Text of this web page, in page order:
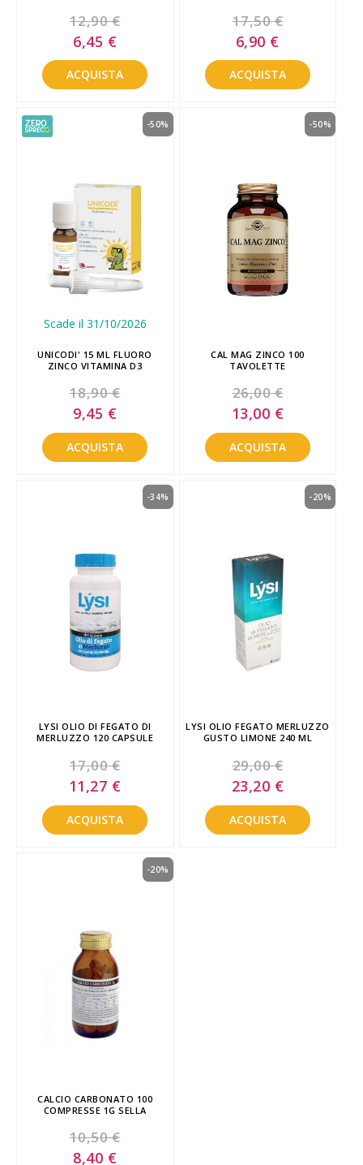
12,90 €
Special
Price
6,45 €
ACQUISTA
17,50 €
Special
Price
6,90 €
ACQUISTA
Scade il 31/10/2026
UNICODI' 15 ML FLUORO
ZINCO VITAMINA D3
18,90 €
-50%
Special
Price
9,45 €
ACQUISTA
CAL MAG ZINCO 100
TAVOLETTE
26,00 €
-50%
Special
Price
13,00 €
ACQUISTA
LYSI OLIO DI FEGATO DI
MERLUZZO 120 CAPSULE
17,00 €
-34%
Special
Price
11,27 €
ACQUISTA
LYSI OLIO FEGATO MERLUZZO
GUSTO LIMONE 240 ML
29,00 €
-20%
Special
Price
23,20 €
ACQUISTA
CALCIO CARBONATO 100
COMPRESSE 1G SELLA
10,50 €
-20%
Special
8,40 €